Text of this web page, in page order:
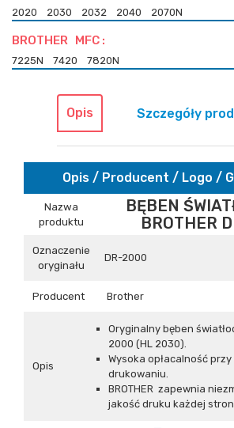
2020 2030 2032 2040 2070N
BROTHER MFC :
7225N 7420 7820N
Opis Szczegóły
Opis / Producent / Logo /
Nazwa
produktu
BĘBEN
BROTHER
Oznaczenie
oryginału
DR-2000
Producent Brother
Opis
Oryginalny bęben
2000 (HL 2030).
Wysoka opłacalność
drukowaniu.
BROTHER zapewnia
jakość druku każdej